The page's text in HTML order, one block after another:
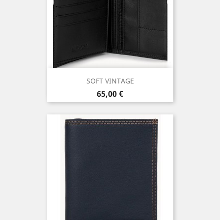
SOFT VINTAGE
Prix
65,00 €